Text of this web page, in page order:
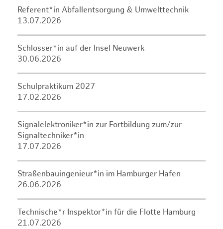
Referent*in Abfallentsorgung & Umwelttechnik
13.07.2026
Schlosser*in auf der Insel Neuwerk
30.06.2026
Schulpraktikum 2027
17.02.2026
Signalelektroniker*in zur Fortbildung zum/zur
Signaltechniker*in
17.07.2026
Straßenbauingenieur*in im Hamburger Hafen
26.06.2026
Technische*r Inspektor*in für die Flotte Hamburg
21.07.2026